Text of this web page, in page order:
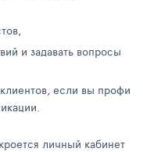
и задавать вопросы
если вы профи
личный кабинет